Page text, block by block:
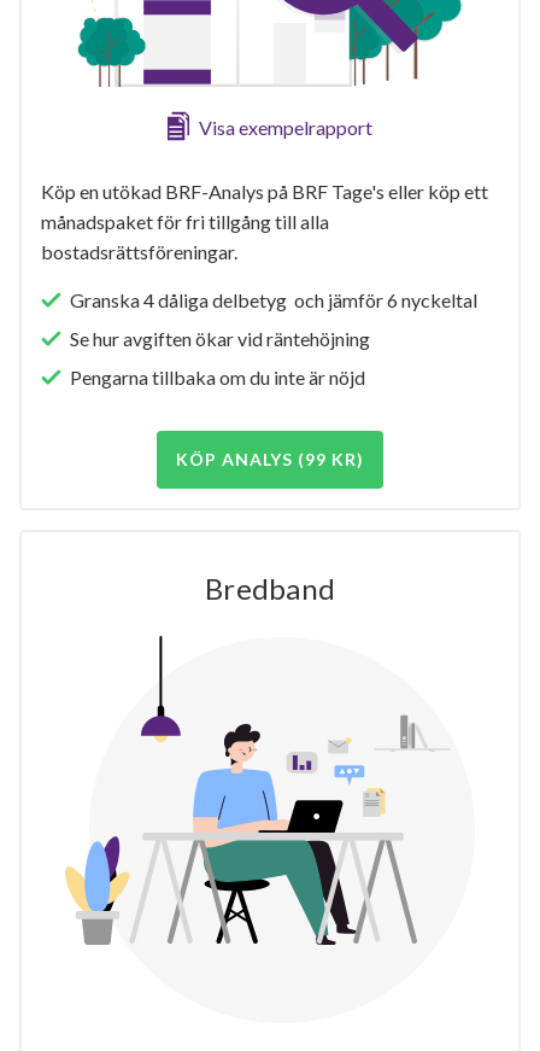
Visa exempelrapport
Köp en utökad BRF-Analys på BRF Tage's eller köp ett
månadspaket för fri tillgång till alla
bostadsrättsföreningar.
Granska 4 dåliga delbetyg och jämför 6 nyckeltal
Se hur avgiften ökar vid räntehöjning
Pengarna tillbaka om du inte är nöjd
KÖP ANALYS (99 KR)
Bredband